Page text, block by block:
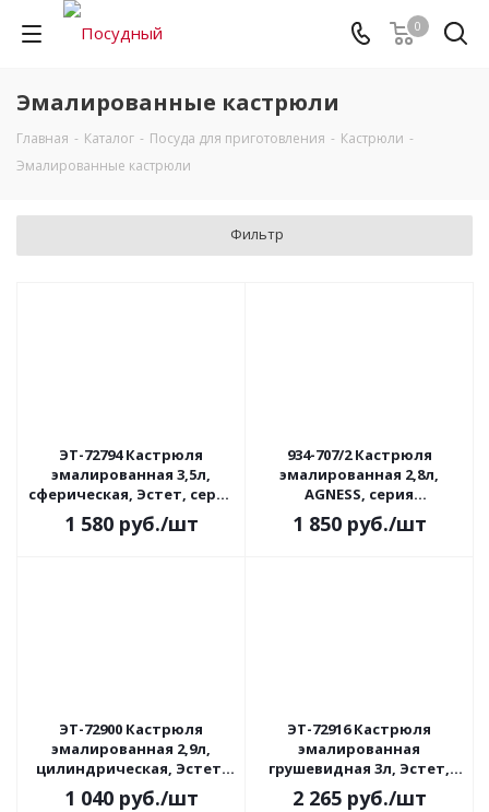
0
Эмалированные кастрюли
Главная - Каталог - Посуда для приготовления - Кастрюли -
Эмалированные кастрюли
Фильтр
ЭТ-72794 Кастрюля
эмалированная 3,5л,
сферическая, Эстет, серия
"Гуси", индукция
1 580руб./шт
934-707/2 Кастрюля
эмалированная 2,8л,
AGNESS, серия
"ФРУКТОВАЯ КОРЗИНА"
индукция
1 850руб./шт
ЭТ-72900 Кастрюля
эмалированная 2,9л,
цилиндрическая, Эстет,
серия Совы, индукция
1 040руб./шт
ЭТ-72916 Кастрюля
эмалированная
грушевидная 3л, Эстет,
серия "Улыбка", индукция
2 265руб./шт